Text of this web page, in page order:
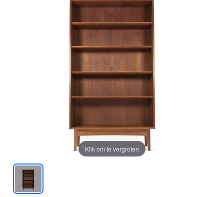
Klik om te vergroten